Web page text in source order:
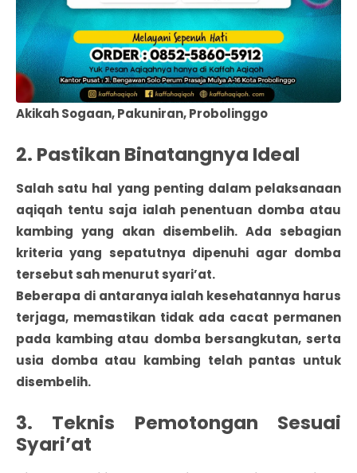
Akikah Sogaan, Pakuniran, Probolinggo
2. Pastikan Binatangnya Ideal
Salah satu hal yang penting dalam pelaksanaan
aqiqah tentu saja ialah penentuan domba atau
kambing yang akan disembelih. Ada sebagian
kriteria yang sepatutnya dipenuhi agar domba
tersebut sah menurut syari’at.
Beberapa di antaranya ialah kesehatannya harus
terjaga, memastikan tidak ada cacat permanen
pada kambing atau domba bersangkutan, serta
usia domba atau kambing telah pantas untuk
disembelih.
3. Teknis Pemotongan Sesuai
Syari’at